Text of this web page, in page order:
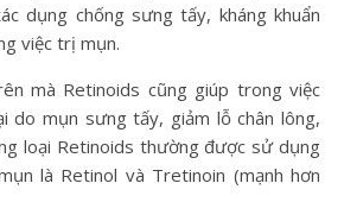
dụng chống sưng tấy, kháng khuẩn
việc trị mụn.
mà Retinoids cũng giúp trong việc
do mụn sưng tấy, giảm lỗ chân lông,
loại Retinoids thường được sử dụng
là Retinol và Tretinoin (mạnh hơn